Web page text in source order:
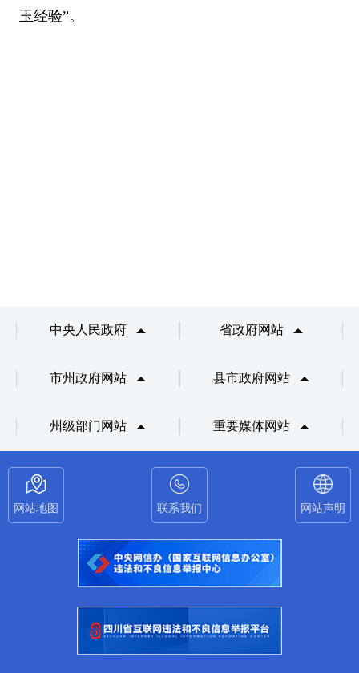
玉经验”。
中央人民政府 省政府网站
市州政府网站 县市政府网站
州级部门网站 重要媒体网站
网站地图 联系我们 网站声明